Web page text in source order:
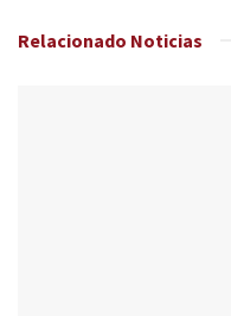
Relacionado Noticias